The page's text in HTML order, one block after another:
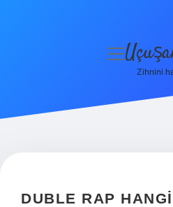
Hakkımızda
menüyü
Zihnini
DUBLE RAP